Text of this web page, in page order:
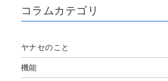
コラムカテゴリ
ヤナセのこと
機能